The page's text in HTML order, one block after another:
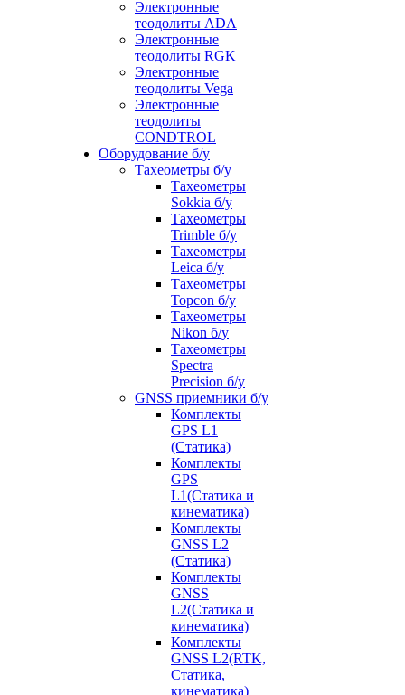
Электронные
теодолиты ADA
Электронные
теодолиты RGK
Электронные
теодолиты Vega
Электронные
теодолиты
CONDTROL
Оборудование б/у
Тахеометры б/у
Тахеометры
Sokkia б/у
Тахеометры
Trimble б/у
Тахеометры
Leica б/у
Тахеометры
Topcon б/у
Тахеометры
Nikon б/у
Тахеометры
Spectra
Precision б/у
GNSS приемники б/у
Комплекты
GPS L1
(Статика)
Комплекты
GPS
L1(Статика и
кинематика)
Комплекты
GNSS L2
(Статика)
Комплекты
GNSS
L2(Статика и
кинематика)
Комплекты
GNSS L2(RTK,
Статика,
кинематика)